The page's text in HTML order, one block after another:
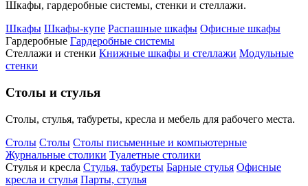
Шкафы, гардеробные системы, стенки и стеллажи.
Шкафы Шкафы-купе Распашные шкафы Офисные шкафы
Гардеробные Гардеробные системы
Стеллажи и стенки Книжные шкафы и стеллажи Модульные
стенки
Столы и стулья
Столы, стулья, табуреты, кресла и мебель для рабочего места.
Столы Столы Столы письменные и компьютерные
Журнальные столики Туалетные столики
Стулья и кресла Стулья, табуреты Барные стулья Офисные
кресла и стулья Парты, стулья